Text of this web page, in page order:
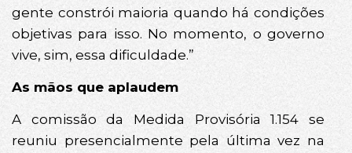
gente constrói maioria quando há condições
objetivas para isso. No momento, o governo
vive, sim, essa dificuldade.”
As mãos que aplaudem
A comissão da Medida Provisória 1.154 se
reuniu presencialmente pela última vez na